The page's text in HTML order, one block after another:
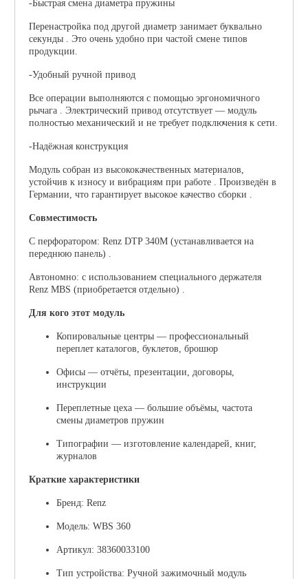
-Быстрая смена диаметра пружины
Перенастройка под другой диаметр занимает буквально
секунды . Это очень удобно при частой смене типов
продукции.
-Удобный ручной привод
Все операции выполняются с помощью эргономичного
рычага
. Электрический привод отсутствует — модуль
полностью механический и не требует подключения к сети.
-Надёжная конструкция
Модуль собран из высококачественных материалов,
устойчив к износу и вибрациям при работе
. Произведён в
Германии, что гарантирует высокое качество сборки .
Совместимость
С перфоратором: Renz DTP 340M (устанавливается на
переднюю панель)
Автономно: с использованием специального держателя
Renz MBS (приобретается отдельно)
Для кого этот модуль
Копировальные центры— профессиональный
переплет каталогов, буклетов, брошюр
Офисы— отчёты, презентации, договоры,
инструкции
Переплетные цеха— большие объёмы, частота
смены диаметров пружин
Типографии — изготовление календарей, книг,
журналов
Краткие характеристики
Бренд: Renz
Модель: WBS 360
Артикул: 38360033100
Тип устройства: Ручной зажимочный модуль